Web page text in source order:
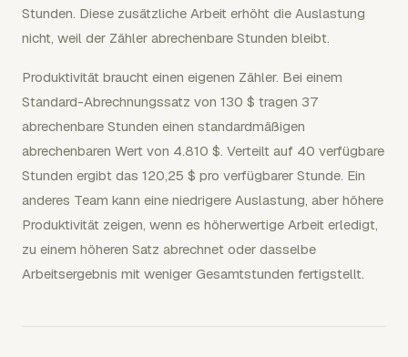
Stunden. Diese zusätzliche Arbeit erhöht die Auslastung
nicht, weil der Zähler abrechenbare Stunden bleibt.
Produktivität braucht einen eigenen Zähler. Bei einem
Standard-Abrechnungssatz von 130 $ tragen 37
abrechenbare Stunden einen standardmäßigen
abrechenbaren Wert von 4.810 $. Verteilt auf 40 verfügbare
Stunden ergibt das 120,25 $ pro verfügbarer Stunde. Ein
anderes Team kann eine niedrigere Auslastung, aber höhere
Produktivität zeigen, wenn es höherwertige Arbeit erledigt,
zu einem höheren Satz abrechnet oder dasselbe
Arbeitsergebnis mit weniger Gesamtstunden fertigstellt.